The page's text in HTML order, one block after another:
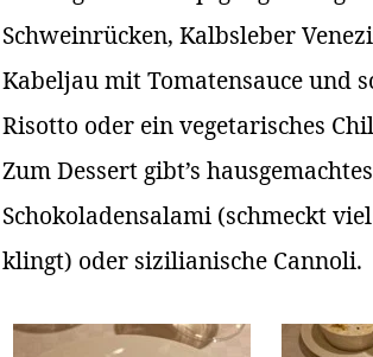
Schweinrücken, Kalbsleber
Kabeljau mit Tomatensauce und
Risotto oder ein vegetarisches
Zum Dessert gibt’s
Schokoladensalami (schmeckt viel
klingt) oder sizilianische Cannoli.